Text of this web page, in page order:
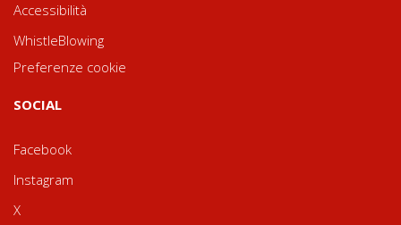
Accessibilità
WhistleBlowing
Preferenze cookie
SOCIAL
Facebook
Instagram
X